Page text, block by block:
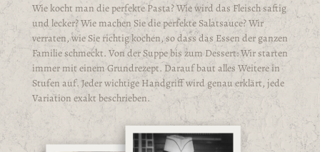
Wie kocht man die perfekte Pasta? Wie wird das Fleisch saftig
und lecker? Wie machen Sie die perfekte Salatsauce? Wir
verraten, wie Sie richtig kochen, so dass das Essen der ganzen
Familie schmeckt. Von der Suppe bis zum Dessert: Wir starten
immer mit einem Grundrezept. Darauf baut alles Weitere in
Stufen auf. Jeder wichtige Handgriff wird genau erklärt, jede
Variation exakt beschrieben.